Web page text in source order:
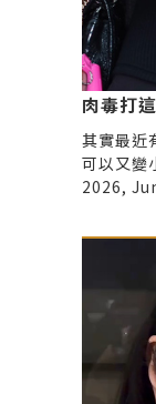
肉毒打
其實最近
可以又變
@jingchi_ig 進
效果慢
感！！！
2026,